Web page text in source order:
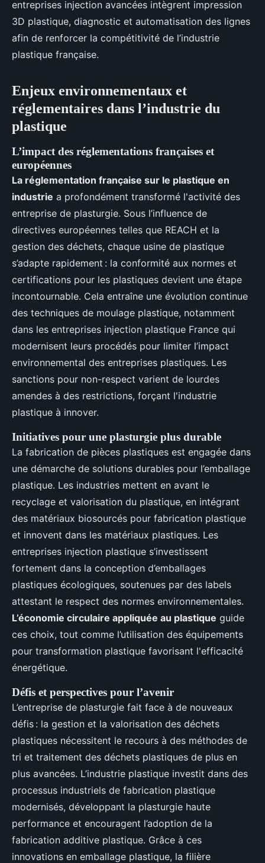
entreprises injection avancées intègrent impression
3D plastique, diagnostic et automatisation des lignes
afin de renforcer la compétitivité de l’industrie
plastique française.
Enjeux environnementaux et
réglementaires dans l’industrie du
plastique
L’impact des réglementations françaises et
européennes
La réglementation française sur le plastique en
industrie a profondément transformé l'activité des
entreprise de plasturgie. Sous l’influence de
directives européennes telles que REACH et la
gestion des déchets, chaque usine de plastique
s’adapte rapidement : la conformité aux normes et
certifications pour les plastiques devient une étape
incontournable. Cela entraîne une évolution continue
des techniques de moulage plastique, notamment
dans les entreprises injection plastique France qui
modernisent leurs procédés pour limiter l’impact
environnemental des entreprises plastiques. Les
sanctions pour non-respect varient de lourdes
amendes à des restrictions, forçant l'industrie
plastique à innover.
Initiatives pour une plasturgie plus durable
La fabrication de pièces plastiques est engagée dans
une démarche de solutions durables pour l’emballage
plastique. Les industries mettent en avant le
recyclage et valorisation du plastique, en intégrant
des matériaux biosourcés pour fabrication plastique
et innovent dans les matériaux plastiques. Les
entreprises injection plastique s’investissent
fortement dans la conception d’emballages
plastiques écologiques, soutenues par des labels
attestant le respect des normes environnementales.
L’économie circulaire appliquée au plastique guide
ces choix, tout comme l’utilisation des équipements
pour transformation plastique favorisant l'efficacité
énergétique.
Défis et perspectives pour l’avenir
L’entreprise de plasturgie fait face à de nouveaux
défis : la gestion et la valorisation des déchets
plastiques nécessitent le recours à des méthodes de
tri et traitement des déchets plastiques de plus en
plus avancées. L’industrie plastique investit dans des
processus industriels de fabrication plastique
modernisés, développant la plasturgie haute
performance et encouragent l’adoption de la
fabrication additive plastique. Grâce à ces
innovations en emballage plastique, la filière